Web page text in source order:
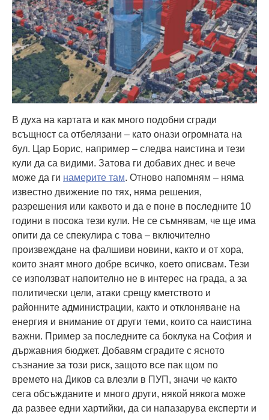
В духа на картата и как много подобни сгради
всъщност са отбелязани – като онази огромната на
бул. Цар Борис, например – следва наистина и тези
кули да са видими. Затова ги добавих днес и вече
може да ги намерите там. Отново напомням – няма
известно движение по тях, няма решения,
разрешения или каквото и да е поне в последните 10
години в посока тези кули. Не се съмнявам, че ще има
опити да се спекулира с това – включително
произвеждане на фалшиви новини, както и от хора,
които знаят много добре всичко, което описвам. Тези
се използват напоително не в интерес на града, а за
политически цели, атаки срещу кметството и
районните администрации, както и отклоняване на
енергия и внимание от други теми, които са наистина
важни. Пример за последните са боклука на София и
държавния бюджет. Добавям сградите с ясното
съзнание за този риск, защото все пак щом по
времето на Диков са влезли в ПУП, значи че както
сега обсъжданите и много други, някой някога може
да развее едни хартийки, да си напазарува експерти и